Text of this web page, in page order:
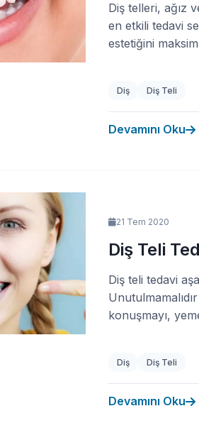
Diş telleri, ağız
en etkili tedavi
estetiğini
Diş Diş Teli
Devamını Oku
21 Tem 2020
Diş Teli
Diş teli tedavi
konuşmayı,
Diş Diş Teli
Devamını Oku